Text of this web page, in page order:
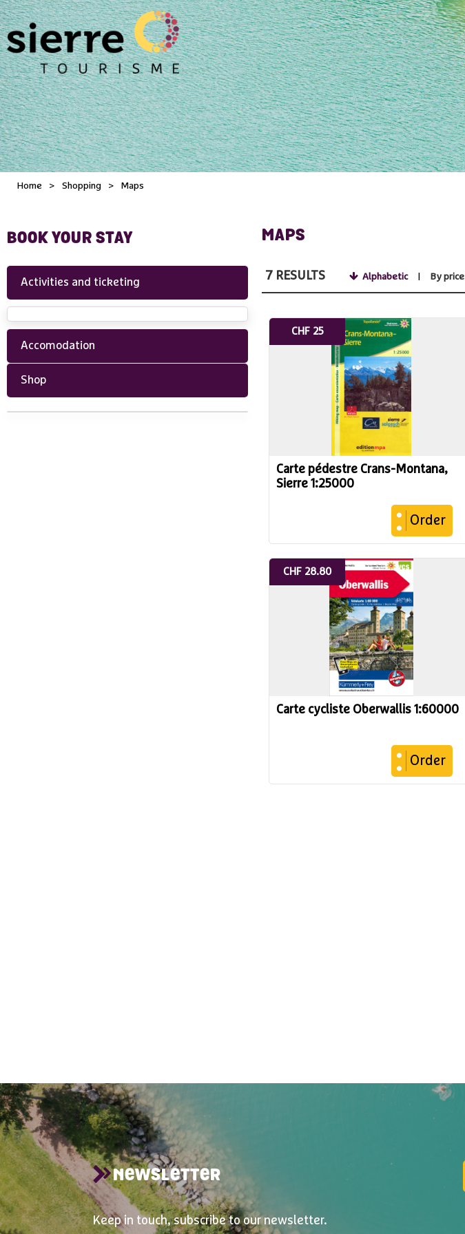
Home > Shopping > Maps
BOOK YOUR STAY
Activities and ticketing
Accomodation
Shop
MAPS
7 RESULTS Alphabetic By price
Carte pédestre Crans-Montana,
Sierre 1:25000
Order
CHF 25
Carte cycliste Oberwallis 1:60000
Order
CHF 28.80
NEWSLETTER
Keep in touch, subscribe to our newsletter.